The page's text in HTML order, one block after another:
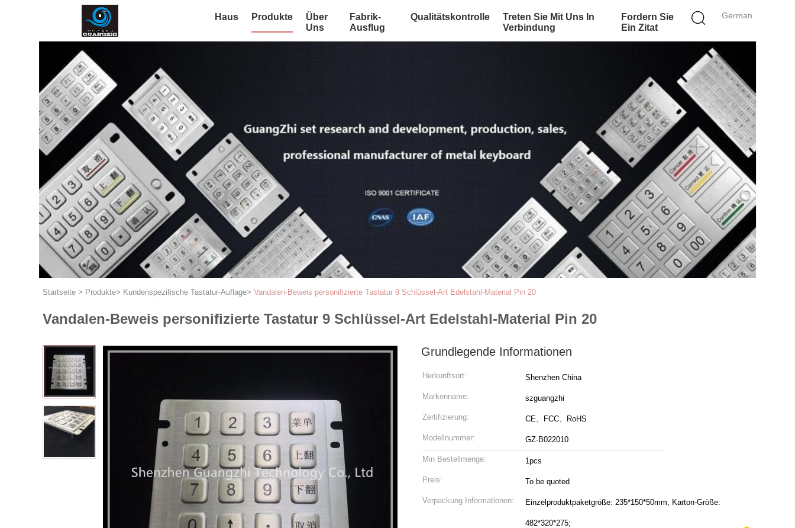
German
Haus Produkte
Über
Uns
Fabrik-
Ausflug
Qualitätskontrolle
Treten Sie Mit Uns In
Verbindung
Fordern Sie
Ein Zitat
Startseite > Produkte> Kundenspezifische Tastatur-Auflage> Vandalen-Beweis personifizierte Tastatur 9 Schlüssel-Art Edelstahl-Material Pin 20
Vandalen-Beweis personifizierte Tastatur 9 Schlüssel-Art Edelstahl-Material Pin 20
Grundlegende Informationen
Herkunftsort: Shenzhen China
Markenname: szguangzhi
Zertifizierung: CE、FCC、RoHS
Modellnummer: GZ-B022010
Min Bestellmenge: 1pcs
Preis: To be quoted
Verpackung Informationen: Einzelproduktpaketgröße: 235*150*50mm, Karton-Größe:
482*320*275;